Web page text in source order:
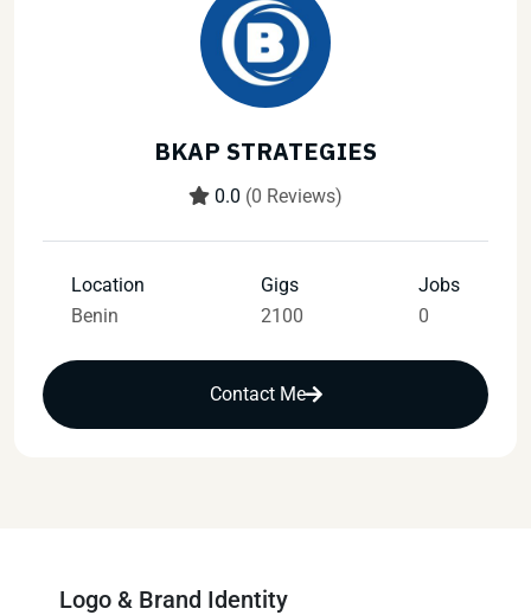
BKAP STRATEGIES
0.0 (0 Reviews)
Location
Benin
Gigs
2100
Jobs
0
Contact Me
Logo & Brand Identity